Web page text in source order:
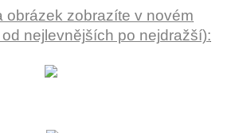
obrázek zobrazíte v novém
nejlevnějších po nejdražší):